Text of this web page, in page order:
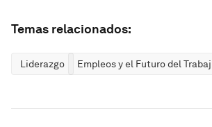
Temas relacionados:
Liderazgo Empleos y el Futuro del Trabajo